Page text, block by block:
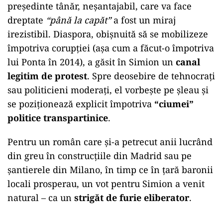
președinte tânăr, neșantajabil, care va face
dreptate “până la capăt”a fost un miraj
irezistibil. Diaspora, obișnuită să se mobilizeze
împotriva corupției (așa cum a făcut-o împotriva
lui Ponta în 2014), a găsit în Simion un canal
legitim de protest. Spre deosebire de tehnocrați
sau politicieni moderați, el vorbește pe șleau și
se poziționează explicit împotriva “ciumei”
politice transpartinice.
Pentru un român care și-a petrecut anii lucrând
din greu în construcțiile din Madrid sau pe
șantierele din Milano, în timp ce în țară baronii
locali prosperau, un vot pentru Simion a venit
natural – ca un strigăt de furie eliberator.